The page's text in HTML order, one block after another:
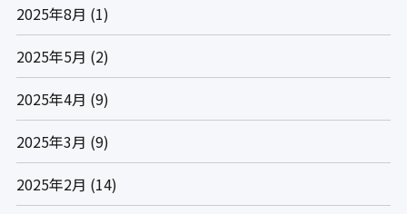
2025年8月 (1)
2025年5月 (2)
2025年4月 (9)
2025年3月 (9)
2025年2月 (14)